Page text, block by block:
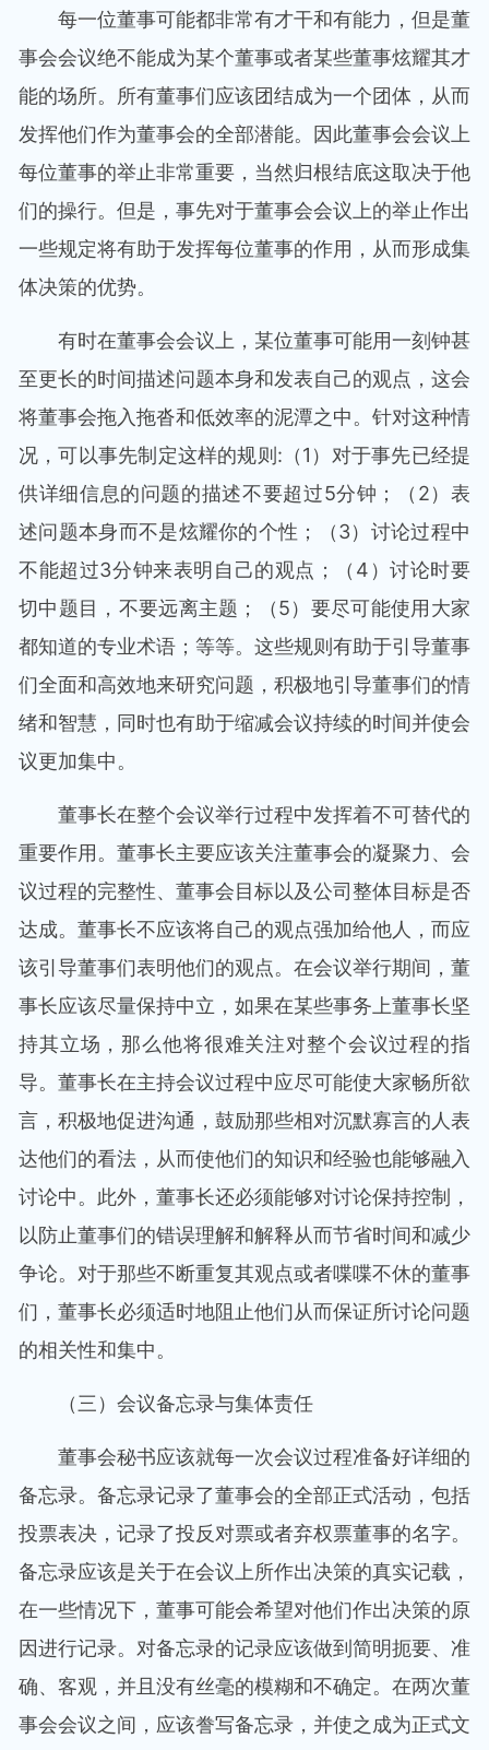
每一位董事可能都非常有才干和有能力，但是董
事会会议绝不能成为某个董事或者某些董事炫耀其才
能的场所。所有董事们应该团结成为一个团体，从而
发挥他们作为董事会的全部潜能。因此董事会会议上
每位董事的举止非常重要，当然归根结底这取决于他
们的操行。但是，事先对于董事会会议上的举止作出
一些规定将有助于发挥每位董事的作用，从而形成集
体决策的优势。
有时在董事会会议上，某位董事可能用一刻钟甚
至更长的时间描述问题本身和发表自己的观点，这会
将董事会拖入拖沓和低效率的泥潭之中。针对这种情
况，可以事先制定这样的规则:（1）对于事先已经提
供详细信息的问题的描述不要超过5分钟；（2）表
述问题本身而不是炫耀你的个性；（3）讨论过程中
不能超过3分钟来表明自己的观点；（4）讨论时要
切中题目，不要远离主题；（5）要尽可能使用大家
都知道的专业术语；等等。这些规则有助于引导董事
们全面和高效地来研究问题，积极地引导董事们的情
绪和智慧，同时也有助于缩减会议持续的时间并使会
议更加集中。
董事长在整个会议举行过程中发挥着不可替代的
重要作用。董事长主要应该关注董事会的凝聚力、会
议过程的完整性、董事会目标以及公司整体目标是否
达成。董事长不应该将自己的观点强加给他人，而应
该引导董事们表明他们的观点。在会议举行期间，董
事长应该尽量保持中立，如果在某些事务上董事长坚
持其立场，那么他将很难关注对整个会议过程的指
导。董事长在主持会议过程中应尽可能使大家畅所欲
言，积极地促进沟通，鼓励那些相对沉默寡言的人表
达他们的看法，从而使他们的知识和经验也能够融入
讨论中。此外，董事长还必须能够对讨论保持控制，
以防止董事们的错误理解和解释从而节省时间和减少
争论。对于那些不断重复其观点或者喋喋不休的董事
们，董事长必须适时地阻止他们从而保证所讨论问题
的相关性和集中。
（三）会议备忘录与集体责任
董事会秘书应该就每一次会议过程准备好详细的
备忘录。备忘录记录了董事会的全部正式活动，包括
投票表决，记录了投反对票或者弃权票董事的名字。
备忘录应该是关于在会议上所作出决策的真实记载，
在一些情况下，董事可能会希望对他们作出决策的原
因进行记录。对备忘录的记录应该做到简明扼要、准
确、客观，并且没有丝毫的模糊和不确定。在两次董
事会会议之间，应该誊写备忘录，并使之成为正式文